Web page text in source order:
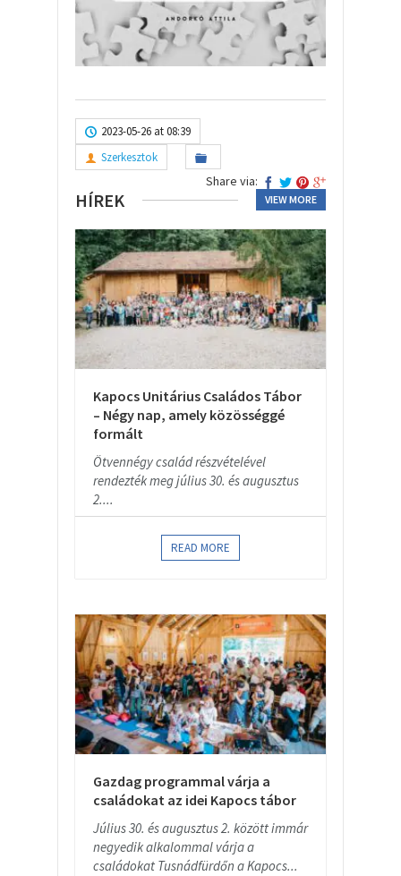
2023-05-26 at 08:39
Szerkesztok
Share via:
HÍREK VIEW MORE
Kapocs Unitárius Családos Tábor
– Négy nap, amely közösséggé
formált
Ötvennégy család részvételével
rendezték meg július 30. és augusztus
2....
READ MORE
Gazdag programmal várja a
családokat az idei Kapocs tábor
Július 30. és augusztus 2. között immár
negyedik alkalommal várja a
családokat Tusnádfürdőn a Kapocs...